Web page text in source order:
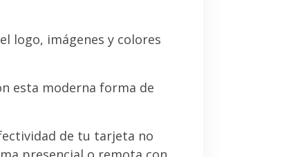
logo, imágenes y colores
esta moderna forma de
de tu tarjeta no